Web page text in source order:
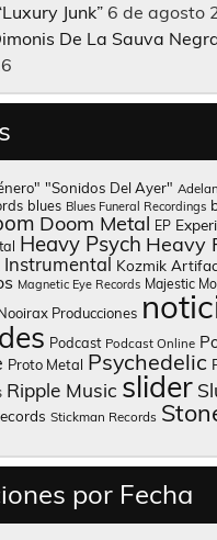
Junk” 6 de agosto
De La Sauva
"Sonidos Del Ayer"
blues Blues Funeral Recordings
Doom Metal EP
Heavy Psych Heavy
Instrumental Kozmik
Magnetic Eye Records Majestic
Producciones
Podcast Podcast Online
Proto Metal Psychedelic
Ripple Music slider
Stickman Records
por Fecha